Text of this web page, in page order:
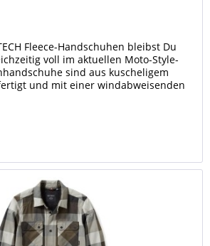
Fleece-Handschuhen bleibst Du
voll im aktuellen Moto-Style-
sind aus kuscheligem
und mit einer windabweisenden